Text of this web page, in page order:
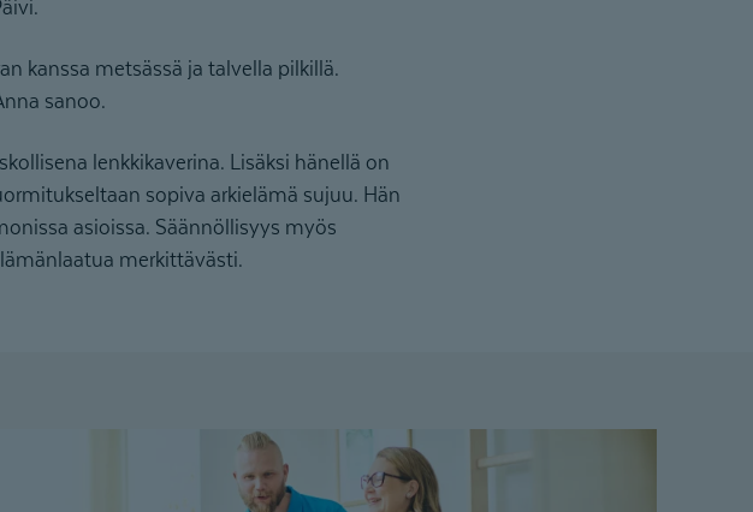
kanssa metsässä ja talvella pilkillä.
sanoo.
lenkkikaverina. Lisäksi hänellä on
sopiva arkielämä sujuu. Hän
asioissa. Säännöllisyys myös
merkittävästi.